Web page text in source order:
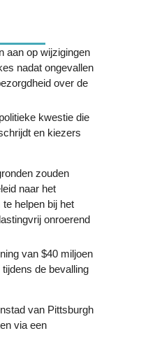
aan op wijzigingen
nadat ongevallen
over de
kwestie die
en kiezers
zouden
naar het
helpen bij het
onroerend
van $40 miljoen
de bevalling
van Pittsburgh
via een